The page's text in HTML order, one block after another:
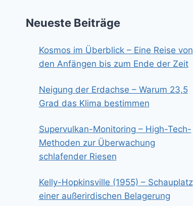
Neueste Beiträge
Kosmos im Überblick – Eine Reise von
den Anfängen bis zum Ende der Zeit
Neigung der Erdachse – Warum 23,5
Grad das Klima bestimmen
Supervulkan-Monitoring – High-Tech-
Methoden zur Überwachung
schlafender Riesen
Kelly-Hopkinsville (1955) – Schauplatz
einer außerirdischen Belagerung